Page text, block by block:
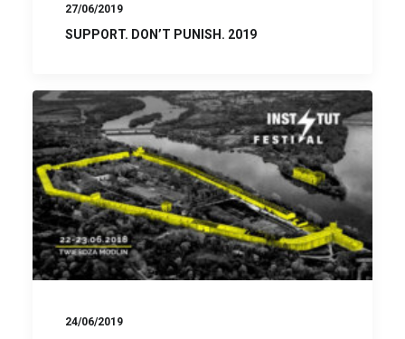
27/06/2019
SUPPORT. DON’T PUNISH. 2019
24/06/2019